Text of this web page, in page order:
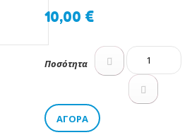
10,00 €
Ποσότητα
ΑΓΟΡΆ